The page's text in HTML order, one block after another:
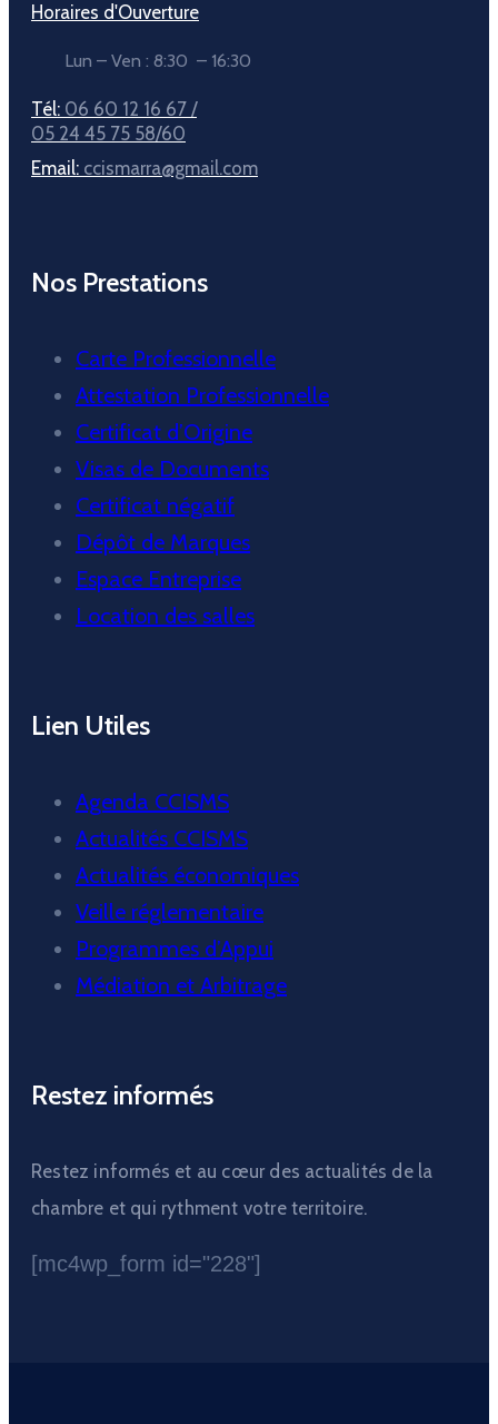
Horaires d'Ouverture
Lun – Ven : 8:30 – 16:30
Tél: 06 60 12 16 67 /
05 24 45 75 58/60
Email: ccismarra@gmail.com
Nos Prestations
Carte Professionnelle
Attestation Professionnelle
Certificat d’Origine
Visas de Documents
Certificat négatif
Dépôt de Marques
Espace Entreprise
Location des salles
Lien Utiles
Agenda CCISMS
Actualités CCISMS
Actualités économiques
Veille réglementaire
Programmes d’Appui
Médiation et Arbitrage
Restez informés
Restez informés et au cœur des actualités de la
chambre et qui rythment votre territoire.
[mc4wp_form id="228"]